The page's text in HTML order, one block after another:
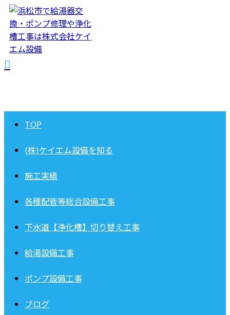
TOP
(株)ケイエム設備を知る
施工実績
各種配管等総合設備工事
下水道【浄化槽】切り替え工事
給湯設備工事
ポンプ設備工事
ブログ